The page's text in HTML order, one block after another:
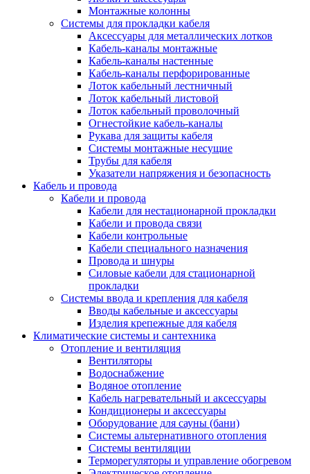
Монтажные колонны
Системы для прокладки кабеля
Аксессуары для металлических лотков
Кабель-каналы монтажные
Кабель-каналы настенные
Кабель-каналы перфорированные
Лоток кабельный лестничный
Лоток кабельный листовой
Лоток кабельный проволочный
Огнестойкие кабель-каналы
Рукава для защиты кабеля
Системы монтажные несущие
Трубы для кабеля
Указатели напряжения и безопасность
Кабель и провода
Кабели и провода
Кабели для нестационарной прокладки
Кабели и провода связи
Кабели контрольные
Кабели специального назначения
Провода и шнуры
Силовые кабели для стационарной
прокладки
Системы ввода и крепления для кабеля
Вводы кабельные и аксессуары
Изделия крепежные для кабеля
Климатические системы и сантехника
Отопление и вентиляция
Вентиляторы
Водоснабжение
Водяное отопление
Кабель нагревательный и аксессуары
Кондиционеры и аксессуары
Оборудование для сауны (бани)
Системы альтернативного отопления
Системы вентиляции
Терморегуляторы и управление обогревом